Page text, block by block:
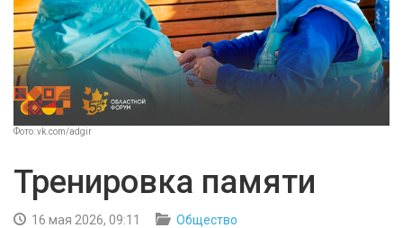
СПОРТ
АРХИВ PDF
Фото: vk.com/adgir
Тренировка памяти
16 мая 2026, 09:11
Общество